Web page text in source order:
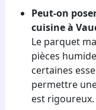
Peut-on
cuisine à
Le parquet
pièces
certaines
permettre
est rigoureux.